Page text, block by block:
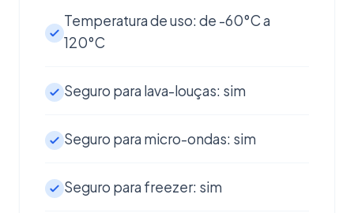
Temperatura de uso: de -60°C a
120°C
Seguro para lava-louças: sim
Seguro para micro-ondas: sim
Seguro para freezer: sim